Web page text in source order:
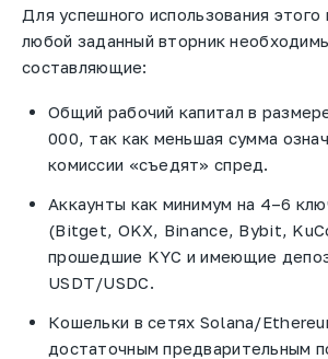
Для успешного использования этого
любой заданный вторник
составляющие:
Общий рабочий капитал в
000, так как меньшая сумма
комиссии «съедят» спред.
Аккаунты как минимум на 4–6
(Bitget, OKX, Binance, Bybit,
прошедшие KYC и имеющие
USDT/USDC.
Кошельки в сетях Solana/
достаточным предварительным